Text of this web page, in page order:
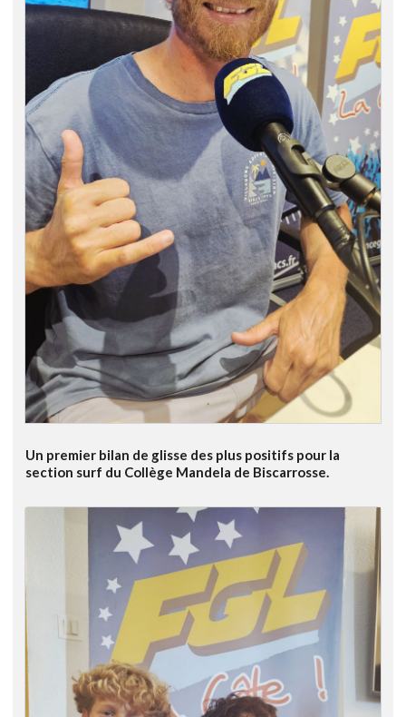
Un premier bilan de glisse des plus positifs pour la
section surf du Collège Mandela de Biscarrosse.